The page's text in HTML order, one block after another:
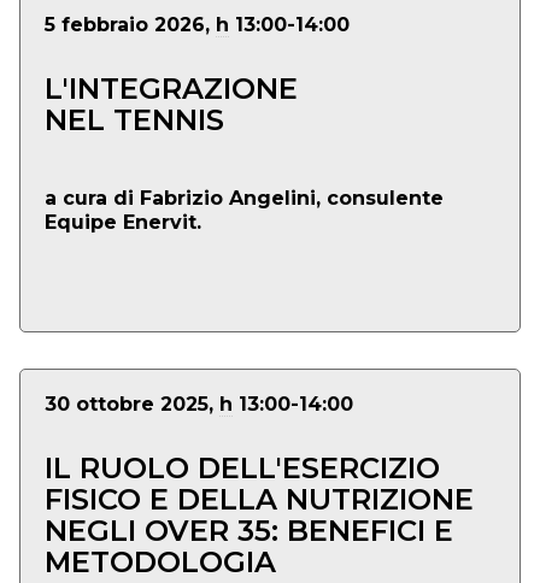
5 febbraio 2026, h 13:00-14:00
L'INTEGRAZIONE
NEL TENNIS
a cura di Fabrizio Angelini, consulente
Equipe Enervit.
30 ottobre 2025, h 13:00-14:00
IL RUOLO DELL'ESERCIZIO
FISICO E DELLA NUTRIZIONE
NEGLI OVER 35: BENEFICI E
METODOLOGIA